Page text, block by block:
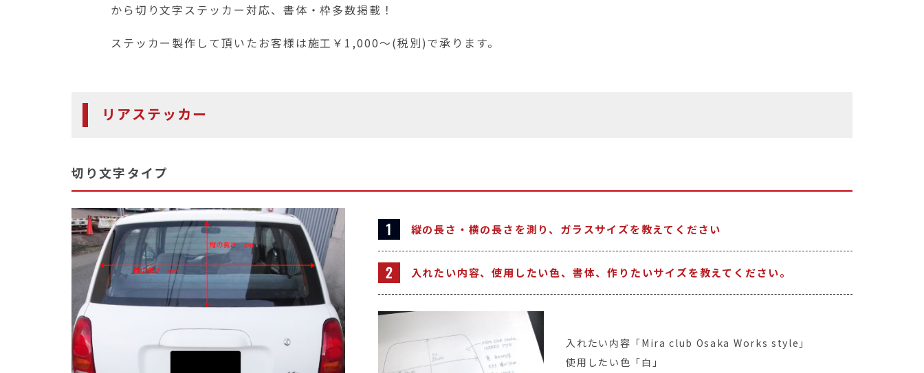
から切り文字ステッカー対応、書体・枠多数掲載！
ステッカー製作して頂いたお客様は施工￥1,000～(税別)で承ります。
リアステッカー
切り文字タイプ
縦の長さ・横の長さを測り、ガラスサイズを教えてください
入れたい内容、使用したい色、書体、作りたいサイズを教えてください。
入れたい内容「Mira club Osaka Works style」
使用したい色「白」